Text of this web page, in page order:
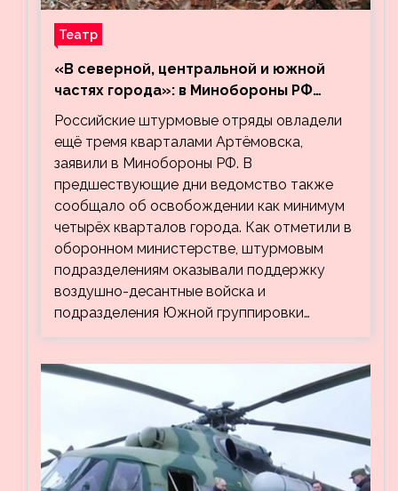
Театр
«В северной, центральной и южной
частях города»: в Минобороны РФ
заявили об освобождении ещё трёх
кварталов Артёмовска
Российские штурмовые отряды овладели
ещё тремя кварталами Артёмовска,
заявили в Минобороны РФ. В
предшествующие дни ведомство также
сообщало об освобождении как минимум
четырёх кварталов города. Как отметили в
оборонном министерстве, штурмовым
подразделениям оказывали поддержку
воздушно-десантные войска и
подразделения Южной группировки…